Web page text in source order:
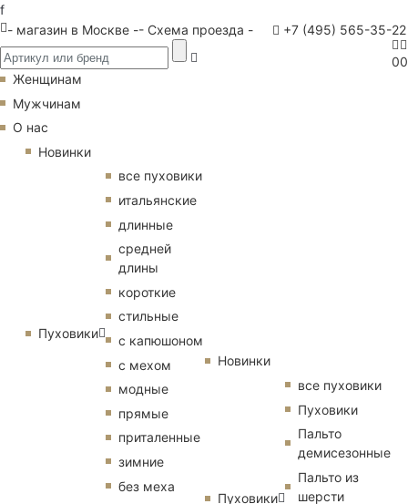
f
- магазин в Москве -- Схема проезда - +7 (495) 565-35-22
00
Женщинам
Мужчинам
О нас
Новинки
Пуховики
все пуховики
итальянские
длинные
средней
длины
короткие
стильные
с капюшоном
с мехом
модные
прямые
приталенные
зимние
без меха
Новинки
Пуховики
все пуховики
Пуховики
Пальто
демисезонные
Пальто из
шерсти